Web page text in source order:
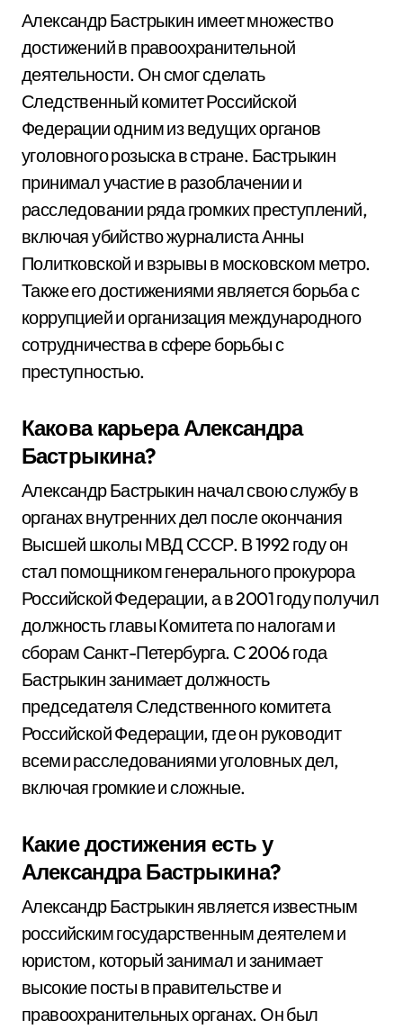
Александр Бастрыкин имеет множество
достижений в правоохранительной
деятельности. Он смог сделать
Следственный комитет Российской
Федерации одним из ведущих органов
уголовного розыска в стране. Бастрыкин
принимал участие в разоблачении и
расследовании ряда громких преступлений,
включая убийство журналиста Анны
Политковской и взрывы в московском метро.
Также его достижениями является борьба с
коррупцией и организация международного
сотрудничества в сфере борьбы с
преступностью.
Какова карьера Александра
Бастрыкина?
Александр Бастрыкин начал свою службу в
органах внутренних дел после окончания
Высшей школы МВД СССР. В 1992 году он
стал помощником генерального прокурора
Российской Федерации, а в 2001 году получил
должность главы Комитета по налогам и
сборам Санкт-Петербурга. С 2006 года
Бастрыкин занимает должность
председателя Следственного комитета
Российской Федерации, где он руководит
всеми расследованиями уголовных дел,
включая громкие и сложные.
Какие достижения есть у
Александра Бастрыкина?
Александр Бастрыкин является известным
российским государственным деятелем и
юристом, который занимал и занимает
высокие посты в правительстве и
правоохранительных органах. Он был